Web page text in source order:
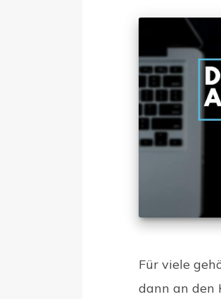
Für viele
dann an den